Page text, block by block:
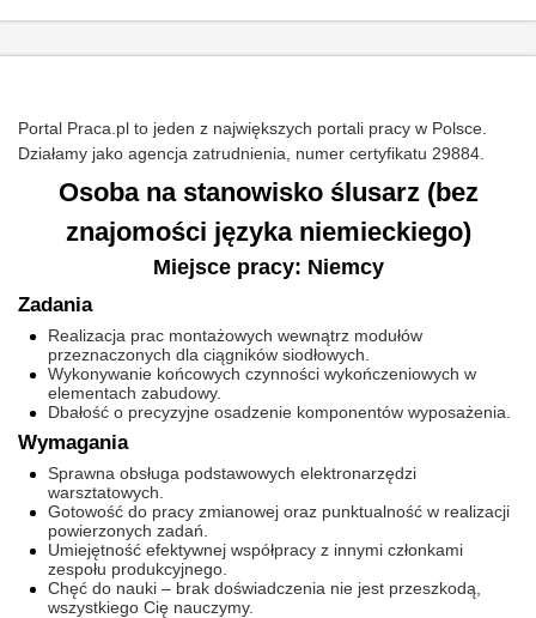
Portal Praca.pl to jeden z największych portali pracy w Polsce.
Działamy jako agencja zatrudnienia, numer certyfikatu 29884.
Osoba na stanowisko ślusarz (bez
znajomości języka niemieckiego)
Miejsce pracy: Niemcy
Zadania
Realizacja prac montażowych wewnątrz modułów
przeznaczonych dla ciągników siodłowych.
Wykonywanie końcowych czynności wykończeniowych w
elementach zabudowy.
Dbałość o precyzyjne osadzenie komponentów wyposażenia.
Wymagania
Sprawna obsługa podstawowych elektronarzędzi
warsztatowych.
Gotowość do pracy zmianowej oraz punktualność w realizacji
powierzonych zadań.
Umiejętność efektywnej współpracy z innymi członkami
zespołu produkcyjnego.
Chęć do nauki – brak doświadczenia nie jest przeszkodą,
wszystkiego Cię nauczymy.